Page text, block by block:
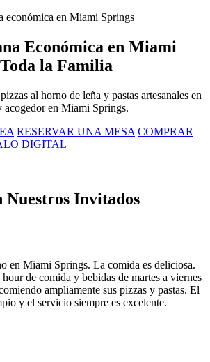
económica en Miami Springs
Económica en Miami
la Familia
al horno de leña y pastas artesanales en
en Miami Springs.
RESERVAR UNA MESA COMPRAR
DIGITAL
Nuestros Invitados
en Miami Springs. La comida es deliciosa.
de comida y bebidas de martes a viernes
ampliamente sus pizzas y pastas. El
y el servicio siempre es excelente.